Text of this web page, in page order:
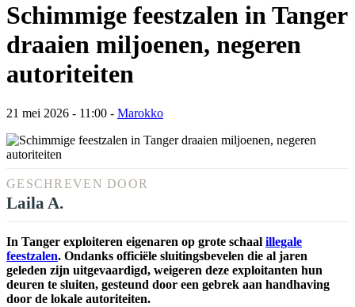
Schimmige feestzalen in Tanger
draaien miljoenen, negeren
autoriteiten
21 mei 2026 - 11:00 - Marokko
GESCHREVEN DOOR
Laila A.
In Tanger exploiteren eigenaren op grote schaal illegale
feestzalen. Ondanks officiële sluitingsbevelen die al jaren
geleden zijn uitgevaardigd, weigeren deze exploitanten hun
deuren te sluiten, gesteund door een gebrek aan handhaving
door de lokale autoriteiten.